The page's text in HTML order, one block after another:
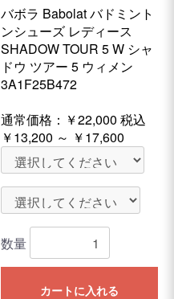
バボラ Babolat バドミント
ンシューズ レディース
SHADOW TOUR 5 W シャ
ドウ ツアー 5 ウィメン
3A1F25B472
通常価格： ￥22,000 税込
￥13,200 ～ ￥17,600
数量
カートに入れる